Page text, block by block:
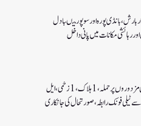
پورہ اور سوپور میںبادل
رہائشی مکانات میں پانی داخل
کولگام میں غیر مقامی مزدوروں پر حملہ،1ہلاک،1زخمی،ایل
ٹیلی فونک رابطہ، صورتحال کی جانکاری